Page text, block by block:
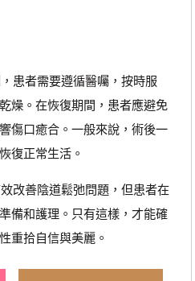
者需要遵循醫囑，按時服
燥。在恢復期間，患者應避免
傷口癒合。一般來說，術後一
復正常生活。
善陰道鬆弛問題，但患者在
備和護理。只有這樣，才能確
重拾自信與美麗。